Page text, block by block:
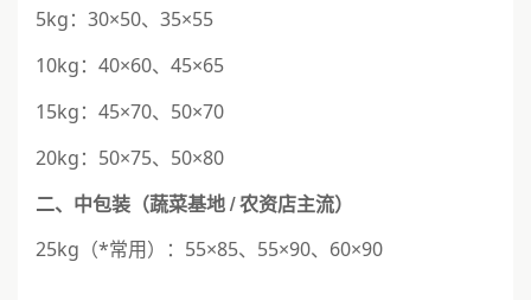
5kg：30×50、35×55
10kg：40×60、45×65
15kg：45×70、50×70
20kg：50×75、50×80
二、中包装（蔬菜基地 / 农资店主流）
25kg（*常用）：55×85、55×90、60×90